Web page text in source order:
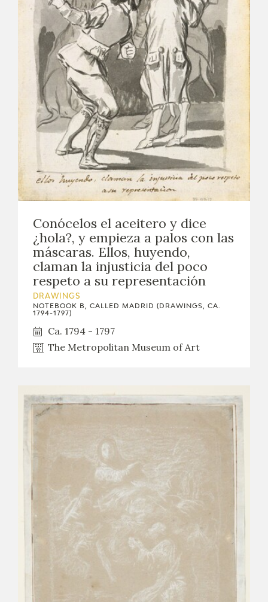
Conócelos el aceitero y dice
¿hola?, y empieza a palos con las
máscaras. Ellos, huyendo,
claman la injusticia del poco
respeto a su representación
DRAWINGS
NOTEBOOK B, CALLED MADRID (DRAWINGS, CA.
1794-1797)
Ca. 1794 - 1797
The Metropolitan Museum of Art